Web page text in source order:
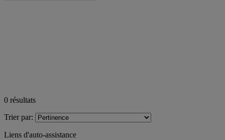
0 résultats
Trier par:
Liens d'auto-assistance